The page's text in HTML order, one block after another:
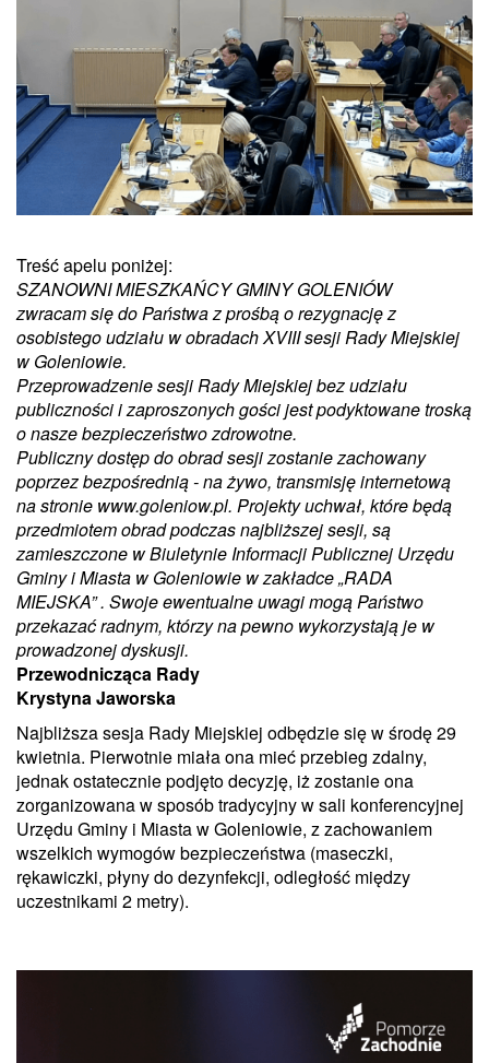
Treść apelu poniżej:
SZANOWNI MIESZKAŃCY GMINY GOLENIÓW
zwracam się do Państwa z prośbą o rezygnację z
osobistego udziału w obradach XVIII sesji Rady Miejskiej
w Goleniowie.
Przeprowadzenie sesji Rady Miejskiej bez udziału
publiczności i zaproszonych gości jest podyktowane troską
o nasze bezpieczeństwo zdrowotne.
Publiczny dostęp do obrad sesji zostanie zachowany
poprzez bezpośrednią - na żywo, transmisję internetową
na stronie www.goleniow.pl. Projekty uchwał, które będą
przedmiotem obrad podczas najbliższej sesji, są
zamieszczone w Biuletynie Informacji Publicznej Urzędu
Gminy i Miasta w Goleniowie w zakładce „RADA
MIEJSKA” . Swoje ewentualne uwagi mogą Państwo
przekazać radnym, którzy na pewno wykorzystają je w
prowadzonej dyskusji.
Przewodnicząca Rady
Krystyna Jaworska
Najbliższa sesja Rady Miejskiej odbędzie się w środę 29
kwietnia. Pierwotnie miała ona mieć przebieg zdalny,
jednak ostatecznie podjęto decyzję, iż zostanie ona
zorganizowana w sposób tradycyjny w sali konferencyjnej
Urzędu Gminy i Miasta w Goleniowie, z zachowaniem
wszelkich wymogów bezpieczeństwa (maseczki,
rękawiczki, płyny do dezynfekcji, odległość między
uczestnikami 2 metry).